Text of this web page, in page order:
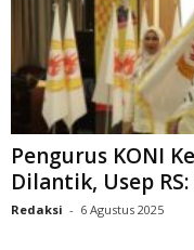
Pengurus KONI
Dilantik, Usep
Redaksi - 6 Agustus 2025